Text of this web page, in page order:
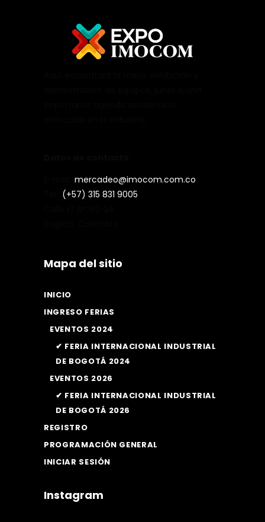
mercadeo@imocom.com.co
(+57) 315 831 9005
Mapa del sitio
INICIO
INGRESO FERIAS
EVENTOS 2024
✔ FERIA INTERNACIONAL INDUSTRIAL
DE BOGOTÁ 2024
EVENTOS 2026
✔ FERIA INTERNACIONAL INDUSTRIAL
DE BOGOTÁ 2026
REGISTRO
PROGRAMACIÓN GENERAL
INICIAR SESIÓN
Instagram